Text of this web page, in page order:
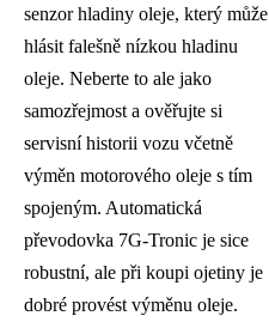
senzor hladiny oleje, který může
hlásit falešně nízkou hladinu
oleje. Neberte to ale jako
samozřejmost a ověřujte si
servisní historii vozu včetně
výměn motorového oleje s tím
spojeným. Automatická
převodovka 7G-Tronic je sice
robustní, ale při koupi ojetiny je
dobré provést výměnu oleje.